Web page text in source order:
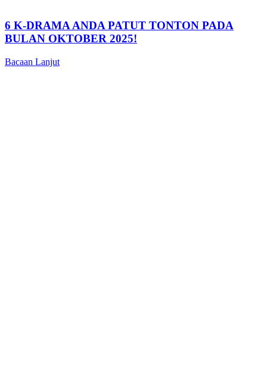
6 K-DRAMA ANDA PATUT TONTON PADA
BULAN OKTOBER 2025!
Bacaan Lanjut